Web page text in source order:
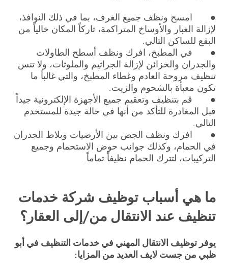
● امسح ونظف جميع الغرف، بما في ذلك النوافذ،
لإزالة الغبار والأوساخ المتراكمة، تاركاً المكان خالياً من
البقع للساكن التالي.
● في المطبخ، افرك ونظف أسطح الطاولات
والجدران والخزائن لإزالة الجراثيم والملوثات، ولا تنس
تنظيف مروحة العادم وغطاء المطبخ، والتي غالباً ما
تكون معبأة بالشحوم والزيت.
● قم بتنظيف وتعقيم جميع الأجهزة الإلكترونية جيداً
قبل المغادرة للتأكد من أنها في حالة جيدة للمستخدم
التالي.
● افرك ونظف الجص بين الأرضيات وبلاط الجدران
في الحمام، وكذلك جوانب حوض الاستحمام وجميع
التركيبات، لتترك الحمام نظيفاً تماماً.
ما هي أسباب توظيف شركة خدمات
تنظيف عند الانتقال من/إلى العقار؟
يوفر توظيف الانتقال المهني في خدمات التنظيف في أبو
ظبي من جست لايف العديد من المزايا: